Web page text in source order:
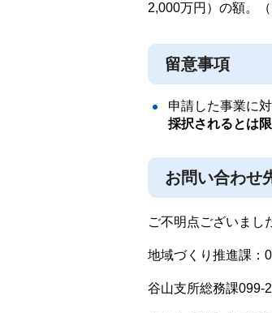
2,000万円）の額。
留意事項
申請した事業に
採択されるとは
お問い合わせ
ご不明点ございまし
地域づくり推進課：
谷山支所総務課099-